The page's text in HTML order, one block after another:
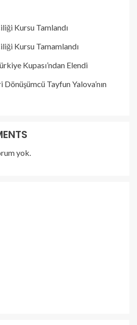
Kursu Tamlandı
Kursu Tamamlandı
Kupası’ndan Elendi
Dönüşümcü Tayfun Yalova’nın
yok.